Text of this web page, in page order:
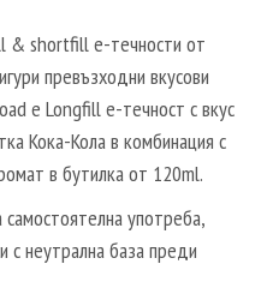
& shortfill е-течности от
превъзходни вкусови
е Longfill е-течност с вкус
Кока-Кола в комбинация с
в бутилка от 120ml.
употреба,
с неутрална база преди